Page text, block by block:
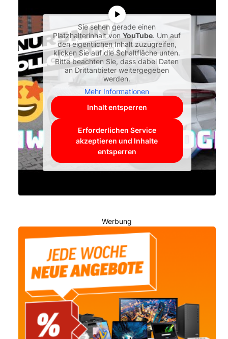
Sie sehen gerade einen
Platzhalterinhalt vonYouTube. Um auf
den eigentlichen Inhalt zuzugreifen,
klicken Sie auf die Schaltfläche unten.
Bitte beachten Sie, dass dabei Daten
an Drittanbieter weitergegeben
werden.
Mehr Informationen
Inhalt entsperren
Erforderlichen Service
akzeptieren und Inhalte
entsperren
Werbung